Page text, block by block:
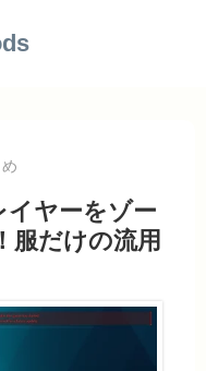
イヤーをゾー
服だけの流用